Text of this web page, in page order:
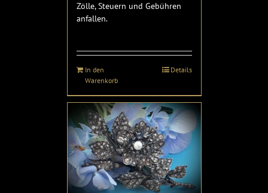
Zölle, Steuern und Gebühren
anfallen.
In den
Warenkorb
Details